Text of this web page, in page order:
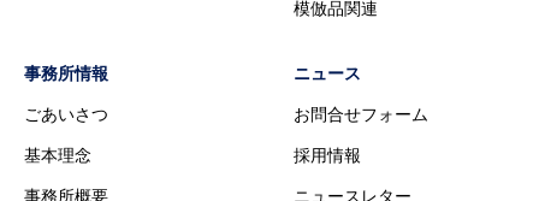
模倣品関連
事務所情報
ごあいさつ
基本理念
事務所概要
ニュース
お問合せフォーム
採用情報
ニュースレター